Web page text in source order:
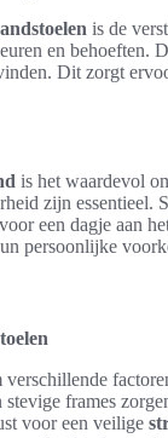
is de
en
Dit zorgt
is het waardevol
zijn essentieel.
een dagje aan
persoonlijke
stevige frames
voor een veilige